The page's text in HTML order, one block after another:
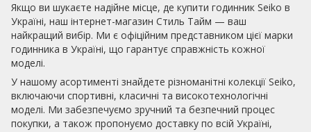
Якщо ви шукаєте надійне місце, де купити годинник Seiko в
Україні, наш інтернет-магазин Стиль Тайм — ваш
найкращий вибір. Ми є офіційним представником цієї марки
годинника в Україні, що гарантує справжність кожної
моделі.
У нашому асортименті знайдете різноманітні колекції Seiko,
включаючи спортивні, класичні та високотехнологічні
моделі. Ми забезпечуємо зручний та безпечний процес
покупки, а також пропонуємо доставку по всій Україні,